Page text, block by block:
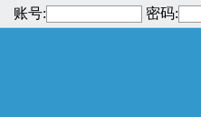
账号: 密码: